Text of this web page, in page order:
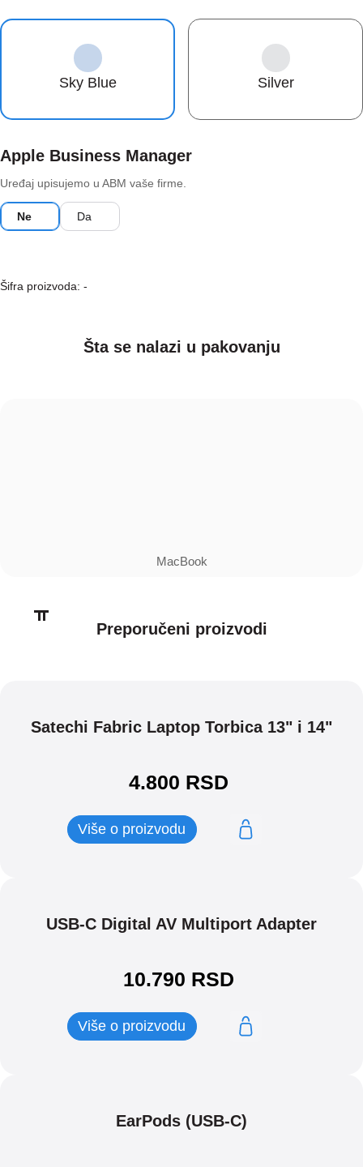
Sky Blue Silver
Apple Business Manager
Uređaj upisujemo u ABM vaše firme.
Ne Da
Šifra proizvoda: -
Šta se nalazi u pakovanju
MacBook
Preporučeni proizvodi
Satechi Fabric Laptop Torbica 13" i 14"
4.800 RSD
Više o proizvodu
USB-C Digital AV Multiport Adapter
10.790 RSD
Više o proizvodu
EarPods (USB-C)